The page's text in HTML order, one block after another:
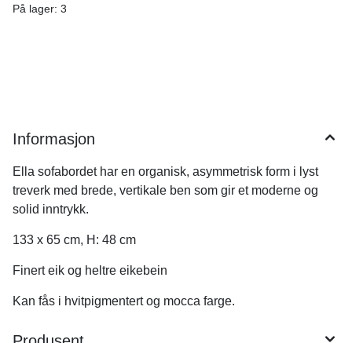
På lager: 3
Informasjon
Ella sofabordet har en organisk, asymmetrisk form i lyst
treverk med brede, vertikale ben som gir et moderne og
solid inntrykk.
133 x 65 cm, H: 48 cm
Finert eik og heltre eikebein
Kan fås i hvitpigmentert og mocca farge.